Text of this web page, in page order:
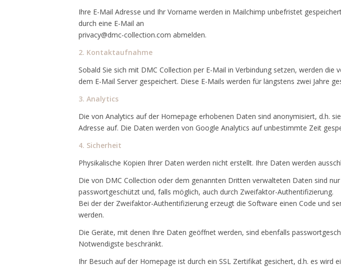
Ihre E-Mail Adresse und Ihr Vorname werden in Mailchimp unbefristet
durch eine E-Mail an
privacy@dmc-collection.com abmelden.
2. Kontaktaufnahme
Sobald Sie sich mit DMC Collection per E-Mail in Verbindung setzen, werden
dem E-Mail Server gespeichert. Diese E-Mails werden für längstens zwei Jahre
3. Analytics
Die von Analytics auf der Homepage erhobenen Daten sind anonymisiert, d.h.
Adresse auf. Die Daten werden von Google Analytics auf unbestimmte Zeit
4. Sicherheit
Physikalische Kopien Ihrer Daten werden nicht erstellt. Ihre Daten werden
Die von DMC Collection oder dem genannten Dritten verwalteten Daten sind
passwortgeschützt und, falls möglich, auch durch Zweifaktor-Authentifizierung.
Bei der der Zweifaktor-Authentifizierung erzeugt die Software einen Code und
werden.
Die Geräte, mit denen Ihre Daten geöffnet werden, sind ebenfalls
Notwendigste beschränkt.
Ihr Besuch auf der Homepage ist durch ein SSL Zertifikat gesichert, d.h. es wird